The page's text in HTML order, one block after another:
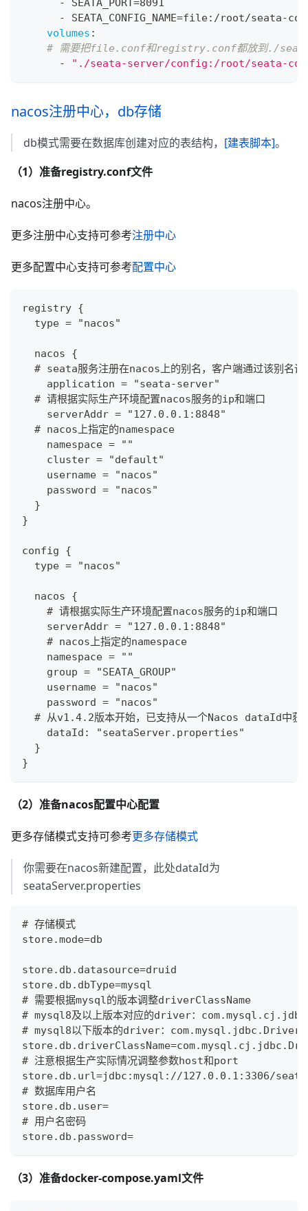
-
SEATA_PORT=8091
-
SEATA_CONFIG_NAME=file: /root/seata-
volumes :
# 需要把file.conf和registry.conf都放到./
-
"./seata-server/config:/root/seata-
nacos注册中心，db存储
db模式需要在数据库创建对应的表结构， [建表脚本]。
（1）准备registry.conf文件
nacos注册中心。
更多注册中心支持可参考注册中心
更多配置中心支持可参考配置中心
registry {
  type = "nacos"
  nacos {
# seata服务注册在nacos上的别名，客户端通过该别名调
    application = "seata-server"
  # 请根据实际生产环境配置nacos服务的ip和端口
    serverAddr = "127.0.0.1:8848"
  # nacos上指定的namespace
    namespace = ""
    cluster = "default"
    username = "nacos"
    password = "nacos"
  }
}
config {
  type = "nacos"
  nacos {
    # 请根据实际生产环境配置nacos服务的ip和端口
    serverAddr = "127.0.0.1:8848"
    # nacos上指定的namespace
    namespace = ""
    group = "SEATA_GROUP"
    username = "nacos"
    password = "nacos"
# 从v1.4.2版本开始，已支持从一个Nacos dataId中获
    dataId: "seataServer.properties"
  }
}
（2）准备nacos配置中心配置
更多存储模式支持可参考更多存储模式
你需要在nacos新建配置，此处dataId为
seataServer.properties
# 存储模式
store.mode=db
store.db.datasource=druid
store.db.dbType=mysql
# 需要根据mysql的版本调整driverClassName
# mysql8及以上版本对应的driver：
# mysql8以下版本的driver：com.mysql.jdbc.Driver
# 注意根据生产实际情况调整参数host和port
store.db.url=jdbc:mysql://127.0.0.1:3306/seata-
# 数据库用户名
store.db.user=
# 用户名密码
store.db.password=
（3）准备docker-compose.yaml文件